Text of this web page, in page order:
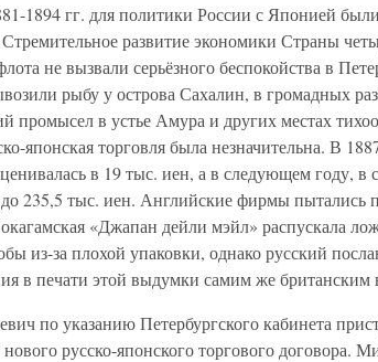
1894 гг. для политики России с Японией
развитие экономики Страны
не вызвали серьёзного беспокойства в
рыбу у острова Сахалин, в громадных
промысел в устье Амура и других местах
японская торговля была незначительна. В
в 19 тыс. иен, а в следующем году, в
235,5 тыс. иен. Английские фирмы пытались
«Джапан дейли мэйл» распускала
из-за плохой упаковки, однако русский
в печати этой выдумки самим же британским
по указанию Петербургского кабинета
русско-японского торгового договора.